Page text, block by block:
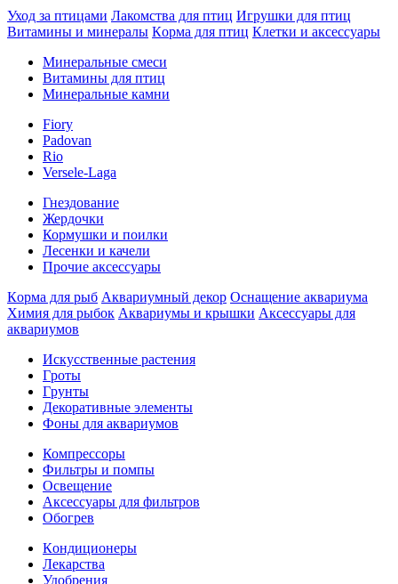
Уход за птицами Лакомства для птиц Игрушки для птиц
Витамины и минералы Кoрма для птиц Клетки и аксессуары
Минеральные смеси
Витамины для птиц
Минеральные камни
Fiory
Padovan
Rio
Versele-Laga
Гнездование
Жердочки
Кормушки и поилки
Лесенки и качели
Прочие аксессуары
Кoрма для рыб Аквариумный декор Оснащение аквариума
Химия для рыбок Аквариумы и крышки Аксессуары для
аквариумов
Искусственные растения
Гpоты
Гpунты
Декоративные элементы
Фoны для аквариумов
Компрессоры
Фильтры и помпы
Освещение
Аксессуары для фильтров
Обогрев
Кoндиционеры
Лекарства
Удобрения